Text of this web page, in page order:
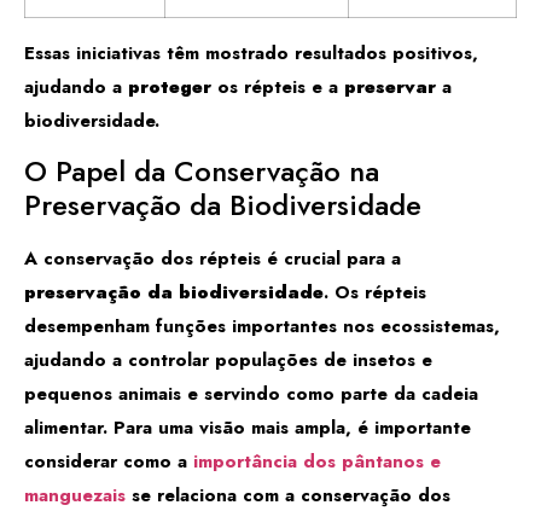
Essas iniciativas têm mostrado resultados positivos,
ajudando a proteger os répteis e a preservar a
biodiversidade.
O Papel da Conservação na
Preservação da Biodiversidade
A conservação dos répteis é crucial para a
preservação da biodiversidade. Os répteis
desempenham funções importantes nos ecossistemas,
ajudando a controlar populações de insetos e
pequenos animais e servindo como parte da cadeia
alimentar. Para uma visão mais ampla, é importante
considerar como a importância dos pântanos e
manguezais se relaciona com a conservação dos